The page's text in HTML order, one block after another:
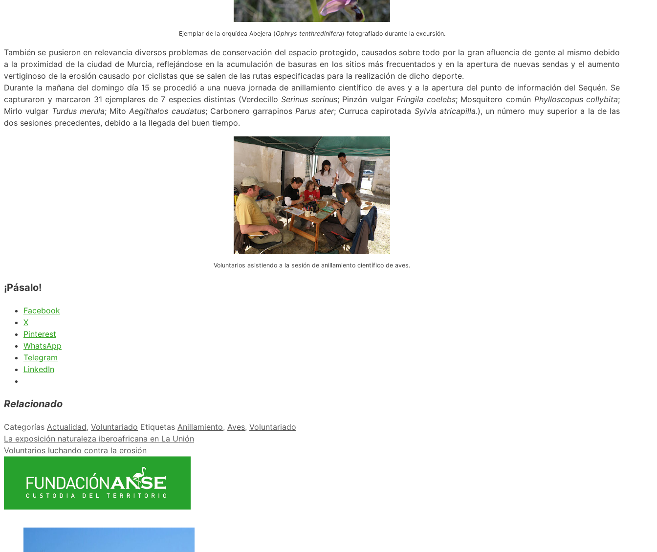
Ejemplar de la orquídea Abejera (Ophrys tenthredinifera) fotografiado durante la excursión.
También se pusieron en relevancia diversos problemas de conservación del espacio protegido, causados sobre todo por la gran afluencia de gente al mismo debido
a la proximidad de la ciudad de Murcia, reflejándose en la acumulación de basuras en los sitios más frecuentados y en la apertura de nuevas sendas y el aumento
vertiginoso de la erosión causado por ciclistas que se salen de las rutas especificadas para la realización de dicho deporte.
Durante la mañana del domingo día 15 se procedió a una nueva jornada de anillamiento científico de aves y a la apertura del punto de información del Sequén. Se
capturaron y marcaron 31 ejemplares de 7 especies distintas (VerdecilloSerinus serinus; Pinzón vulgar Fringila coelebs; Mosquitero común Phylloscopus collybita;
Mirlo vulgar Turdus merula; MitoAegithalos caudatus; Carbonero garrapinos Parus ater; Curruca capirotada Sylvia atricapilla.), un número muy superior a la de las
dos sesiones precedentes, debido a la llegada del buen tiempo.
Voluntarios asistiendo a la sesión de anillamiento científico de aves.
¡Pásalo!
Facebook
X
Pinterest
WhatsApp
Telegram
LinkedIn
Relacionado
Categorías Actualidad, Voluntariado Etiquetas Anillamiento, Aves, Voluntariado
La exposición naturaleza iberoafricana en La Unión
Voluntarios luchando contra la erosión